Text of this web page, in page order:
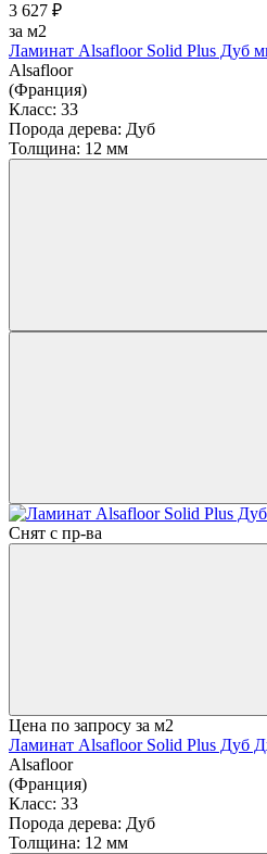
3 627 ₽
за м2
Ламинат Alsafloor Solid Plus Дуб
Alsafloor
(Франция)
Класс: 33
Порода дерева: Дуб
Толщина: 12 мм
Снят с пр-ва
Цена по запросу за м2
Ламинат Alsafloor Solid Plus Дуб
Alsafloor
(Франция)
Класс: 33
Порода дерева: Дуб
Толщина: 12 мм